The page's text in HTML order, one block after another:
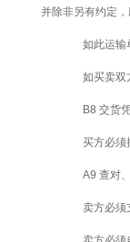
并除非另有约定
如此运输
如买卖双
B8 交货
买方必须
A9 查对
卖方必须